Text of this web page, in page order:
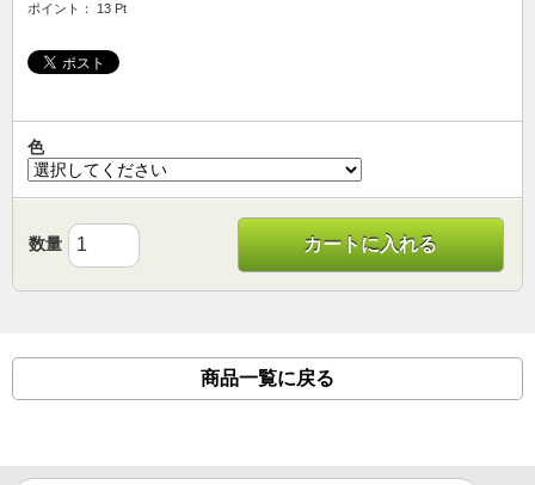
ポイント： 13 Pt
色
数量 カートに入れる
商品一覧に戻る